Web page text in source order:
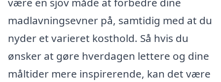
madlavningsevner på, samtidig med at du
nyder et varieret kosthold. Så hvis du
ønsker at gøre hverdagen lettere og dine
måltider mere inspirerende, kan det være